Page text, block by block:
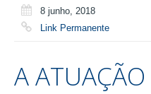
8 junho, 2018
Link Permanente
A